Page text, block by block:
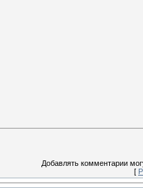
Добавлять комментарии
[